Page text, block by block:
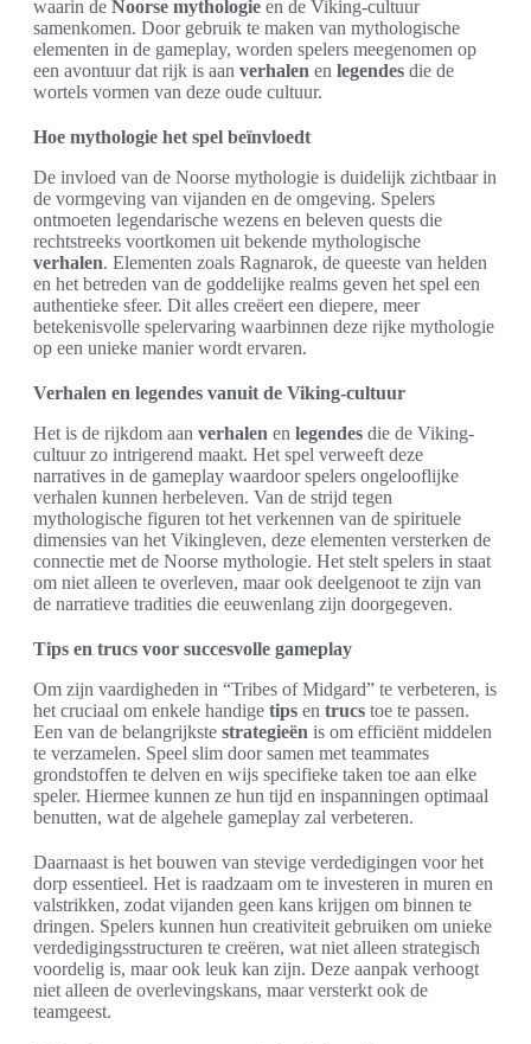
waarin de Noorse mythologie en de Viking-cultuur
samenkomen. Door gebruik te maken van mythologische
elementen in de gameplay, worden spelers meegenomen op
een avontuur dat rijk is aan verhalen en legendes die de
wortels vormen van deze oude cultuur.
Hoe mythologie het spel beïnvloedt
De invloed van de Noorse mythologie is duidelijk zichtbaar in
de vormgeving van vijanden en de omgeving. Spelers
ontmoeten legendarische wezens en beleven quests die
rechtstreeks voortkomen uit bekende mythologische
verhalen. Elementen zoals Ragnarok, de queeste van helden
en het betreden van de goddelijke realms geven het spel een
authentieke sfeer. Dit alles creëert een diepere, meer
betekenisvolle spelervaring waarbinnen deze rijke mythologie
op een unieke manier wordt ervaren.
Verhalen en legendes vanuit de Viking-cultuur
Het is de rijkdom aan verhalen en legendes die de Viking-
cultuur zo intrigerend maakt. Het spel verweeft deze
narratives in de gameplay waardoor spelers ongelooflijke
verhalen kunnen herbeleven. Van de strijd tegen
mythologische figuren tot het verkennen van de spirituele
dimensies van het Vikingleven, deze elementen versterken de
connectie met de Noorse mythologie. Het stelt spelers in staat
om niet alleen te overleven, maar ook deelgenoot te zijn van
de narratieve tradities die eeuwenlang zijn doorgegeven.
Tips en trucs voor succesvolle gameplay
Om zijn vaardigheden in “Tribes of Midgard” te verbeteren, is
het cruciaal om enkele handige tips en trucs toe te passen.
Een van de belangrijkste strategieën is om efficiënt middelen
te verzamelen. Speel slim door samen met teammates
grondstoffen te delven en wijs specifieke taken toe aan elke
speler. Hiermee kunnen ze hun tijd en inspanningen optimaal
benutten, wat de algehele gameplay zal verbeteren.
Daarnaast is het bouwen van stevige verdedigingen voor het
dorp essentieel. Het is raadzaam om te investeren in muren en
valstrikken, zodat vijanden geen kans krijgen om binnen te
dringen. Spelers kunnen hun creativiteit gebruiken om unieke
verdedigingsstructuren te creëren, wat niet alleen strategisch
voordelig is, maar ook leuk kan zijn. Deze aanpak verhoogt
niet alleen de overlevingskans, maar versterkt ook de
teamgeest.